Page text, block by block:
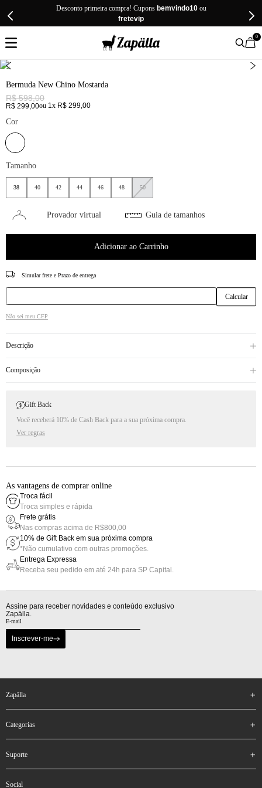
Desconto primeira compra! Cupons bemvindo10ou
fretevip
0
Bermuda New Chino Mostarda
R$ 598,00
R$ 299,00ou 1x R$ 299,00
Cor
Tamanho
38 40 42 44 46 48 50
Provador virtual Guia de tamanhos
Adicionar ao Carrinho
CEP
Não sei meu CEP
Descrição
Composição
Gift Back
Você receberá 10% de Cash Back para a sua próxima compra.
Ver regras
As vantagens de comprar online
Troca fácil
Troca simples e rápida
Frete grátis
Nas compras acima de R$800,00
10% de Gift Back em sua próxima compra
*Não cumulativo com outras promoções.
Entrega Expressa
Receba seu pedido em até 24h para SP Capital.
Assine para receber novidades e conteúdo exclusivo
Zapälla.
Inscrever-me
zapälla
categorias
suporte
social